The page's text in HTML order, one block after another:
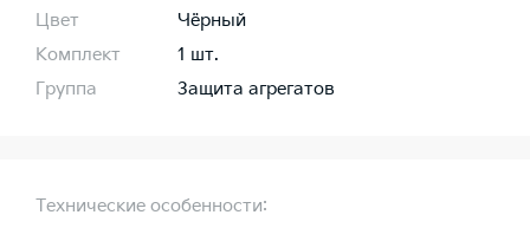
Цвет
Чёрный
Комплект
1 шт.
Группа
Защита агрегатов
Технические особенности: